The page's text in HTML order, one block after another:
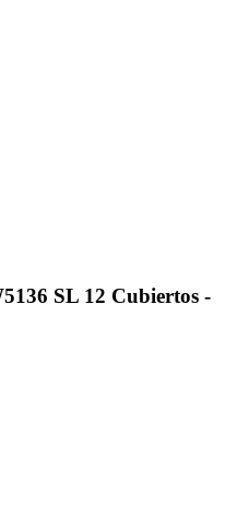
SL 12 Cubiertos -